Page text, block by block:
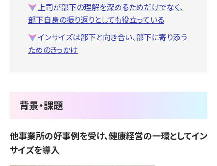
上司が部下の理解を深めるためだけでなく、
部下自身の振り返りとしても役立っている
インサイズは部下と向き合い、部下に寄り添う
ためのきっかけ
背景・課題
他事業所の好事例を受け、健康経営の一環としてイン
サイズを導入